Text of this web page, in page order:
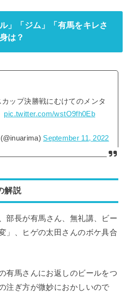
」「ジム」「有馬をキレさ
は？
ップ決勝戦にむけてのメンタ
pic.twitter.com/wstO9fh0Eb
September 11, 2022
解説
部長が有馬さん、無礼講、ビー
」、ヒゲの太田さんのボケ具合
有馬さんにお返しのビールをつ
注ぎ方が微妙におかしいので